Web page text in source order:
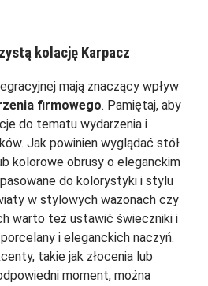
kolację Karpacz
mają znaczący wpływ
firmowego. Pamiętaj, aby
do tematu wydarzenia i
Jak powinien wyglądać stół
kolorowe obrusy o eleganckim
do kolorystyki i stylu
w stylowych wazonach czy
warto też ustawić świeczniki i
porcelany i eleganckich naczyń.
takie jak złocenia lub
moment, można